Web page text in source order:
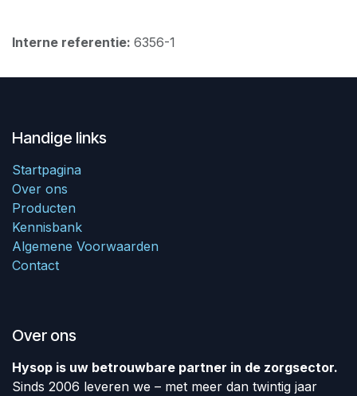
Interne referentie: 6356-1
Handige links
Startpagina
Over ons
Producten
Kennisbank
Algemene Voorwaarden
Contact
Over ons
Hysop is uw betrouwbare partner in de zorgsector.
Sinds 2006 leveren we – met meer dan twintig jaar